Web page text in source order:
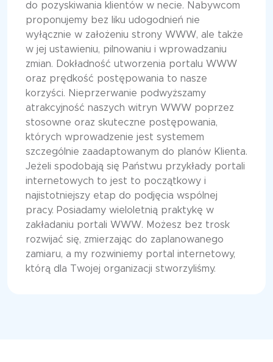
do pozyskiwania klientów w necie. Nabywcom
proponujemy bez liku udogodnień nie
wyłącznie w założeniu strony WWW, ale także
w jej ustawieniu, pilnowaniu i wprowadzaniu
zmian. Dokładność utworzenia portalu WWW
oraz prędkość postępowania to nasze
korzyści. Nieprzerwanie podwyższamy
atrakcyjność naszych witryn WWW poprzez
stosowne oraz skuteczne postępowania,
których wprowadzenie jest systemem
szczególnie zaadaptowanym do planów Klienta.
Jeżeli spodobają się Państwu przykłady portali
internetowych to jest to początkowy i
najistotniejszy etap do podjęcia wspólnej
pracy. Posiadamy wieloletnią praktykę w
zakładaniu portali WWW. Możesz bez trosk
rozwijać się, zmierzając do zaplanowanego
zamiaru, a my rozwiniemy portal internetowy,
którą dla Twojej organizacji stworzyliśmy.